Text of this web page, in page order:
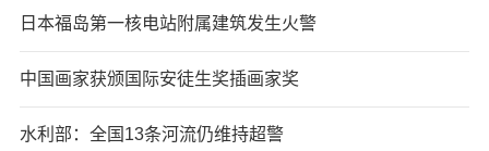
日本福岛第一核电站附属建筑发生火警
中国画家获颁国际安徒生奖插画家奖
水利部：全国13条河流仍维持超警